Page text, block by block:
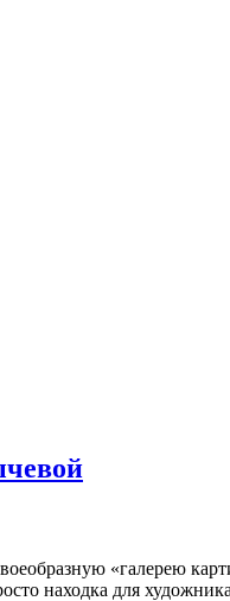
«галерею
находка для